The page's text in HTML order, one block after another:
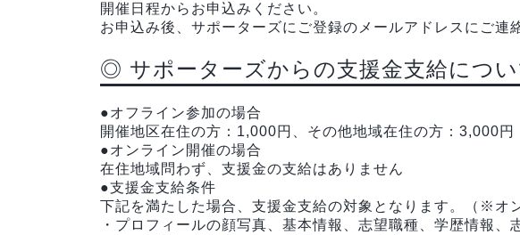
開催日程からお申込みください。
お申込み後、サポーターズにご登録のメールアドレスにご連
◎ サポーターズからの支援金支給につい
●オフライン参加の場合
開催地区在住の方：1,000円、その他地域在住の方：3,000円
●オンライン開催の場合
在住地域問わず、支援金の支給はありません
●支援金支給条件
下記を満たした場合、支援金支給の対象となります。（※オ
・プロフィールの顔写真、基本情報、志望職種、学歴情報、